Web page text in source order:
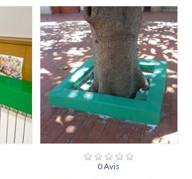
0 Avis